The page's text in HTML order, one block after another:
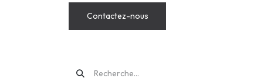
Contactez-nous